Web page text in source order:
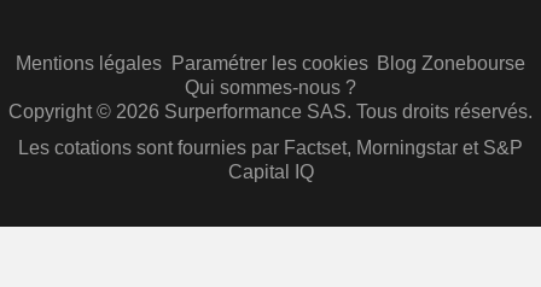
Mentions légales Paramétrer les cookies Blog Zonebourse
Qui sommes-nous ?
Copyright © 2026 Surperformance SAS. Tous droits réservés.
Les cotations sont fournies par Factset, Morningstar et S&P
Capital IQ